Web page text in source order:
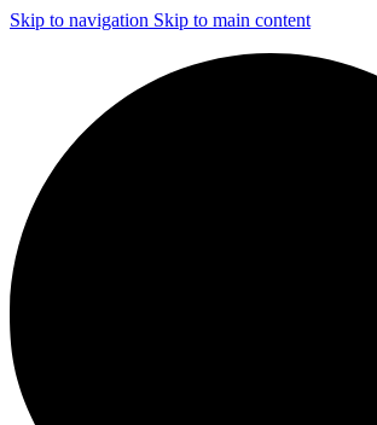
Skip to navigation Skip to main content